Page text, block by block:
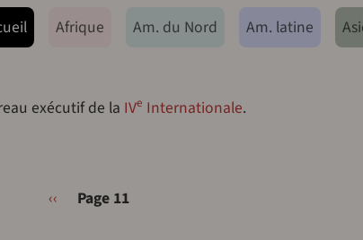
principalAfrique Am. du Nord Am. latine
exécutif de la IVe Internationale.
Page précédente
‹‹ Page 11